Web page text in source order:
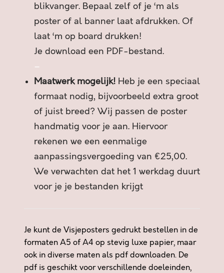
G
O
a
a
n
t
blikvanger. Bepaal zelf of je ‘m als
poster of al banner laat afdrukken. Of
laat ‘m op board drukken!
Je download een PDF-bestand.
–
Maatwerk mogelijk! Heb je een speciaal
formaat nodig, bijvoorbeeld extra groot
of juist breed? Wij passen de poster
handmatig voor je aan. Hiervoor
rekenen we een eenmalige
aanpassingsvergoeding van €25,00.
We verwachten dat het 1 werkdag duurt
voor je je bestanden krijgt
Je kunt de Visjeposters gedrukt bestellen in de
formaten A5 of A4 op stevig luxe papier, maar
ook in diverse maten als pdf downloaden. De
pdf is geschikt voor verschillende doeleinden,